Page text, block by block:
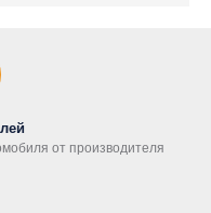
от производителя